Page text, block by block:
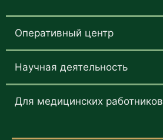
Оперативный центр
Научная деятельность
Для медицинских работников